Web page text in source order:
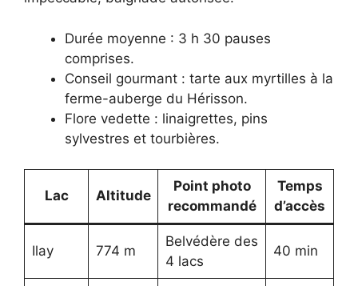
Durée moyenne : 3 h 30 pauses
comprises.
Conseil gourmant : tarte aux myrtilles à la
ferme-auberge du Hérisson.
Flore vedette : linaigrettes, pins
sylvestres et tourbières.
Lac Altitude
Point photo
recommandé
Temps
d’accès
Ilay 774 m
Belvédère des
4 lacs
40 min